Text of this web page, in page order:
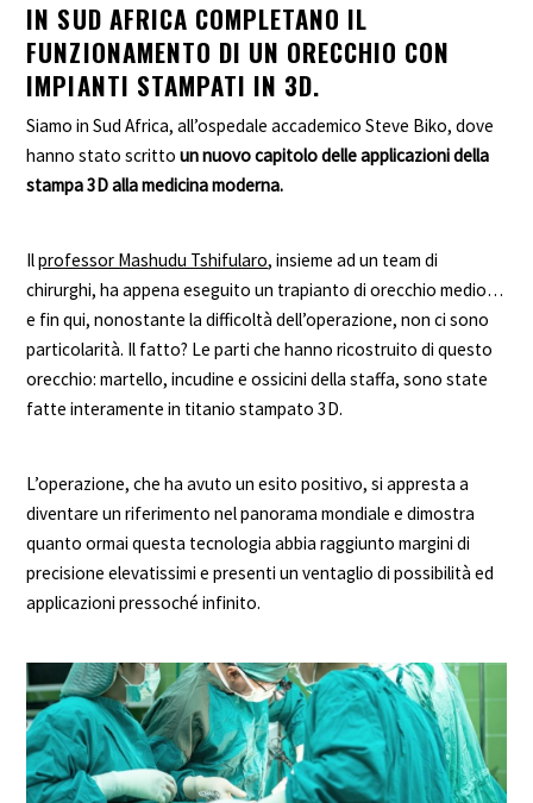
IN SUD AFRICA COMPLETANO IL
FUNZIONAMENTO DI UN ORECCHIO CON
IMPIANTI STAMPATI IN 3D.
Siamo in Sud Africa, all’ospedale accademico Steve Biko, dove
hanno stato scrittoun nuovo capitolo delle applicazioni della
stampa 3D alla medicina moderna.
Ilprofessor Mashudu Tshifularo, insieme ad un team di
chirurghi, ha appena eseguito un trapianto di orecchio medio…
e fin qui, nonostante la difficoltà dell’operazione, non ci sono
particolarità. Il fatto? Le parti che hanno ricostruito di questo
orecchio: martello, incudine e ossicini della staffa, sono state
fatte interamente in titanio stampato 3D.
L’operazione, che ha avuto un esito positivo, si appresta a
diventare un riferimento nel panorama mondiale e dimostra
quanto ormai questa tecnologia abbia raggiunto margini di
precisione elevatissimi e presenti un ventaglio di possibilità ed
applicazioni pressoché infinito.